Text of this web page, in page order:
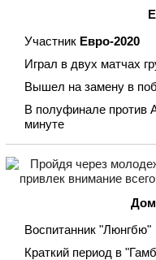
Участник Евро-2020
Играл в двух матчах
Вышел на замену в
В полуфинале против
минуте
Воспитанник "Люнгбю"
Краткий период в